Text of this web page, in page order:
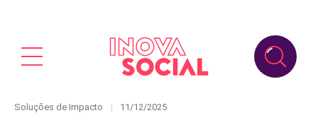
Categories
Soluções de Impacto
Posted
11/12/2025